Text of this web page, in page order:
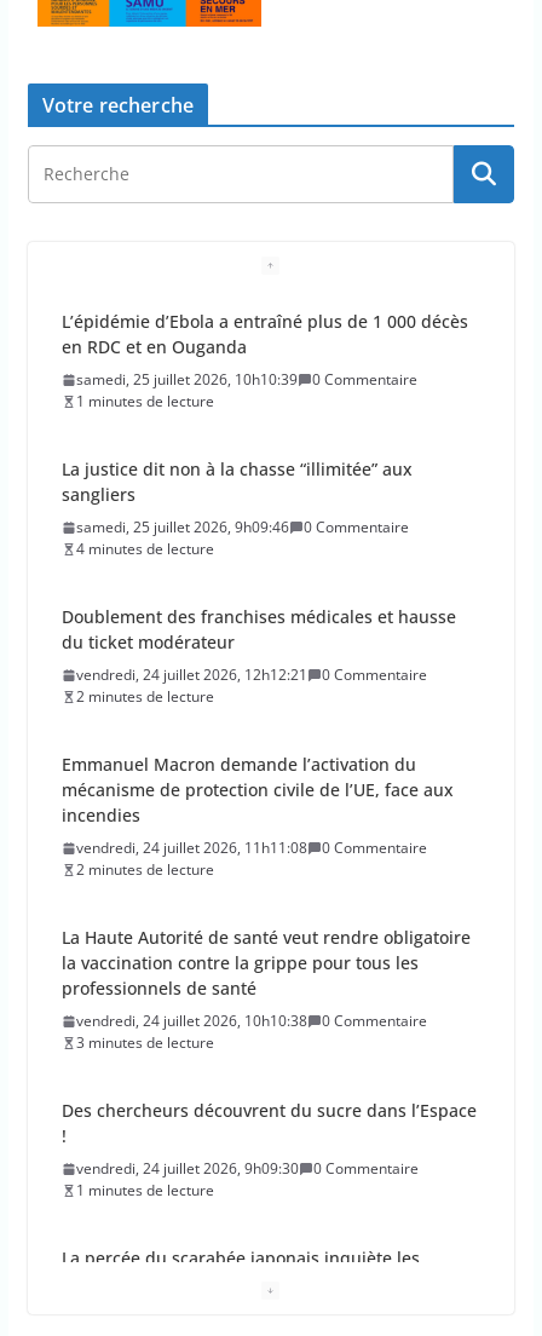
Votre recherche
L’épidémie d’Ebola a entraîné plus de 1 000 décès
en RDC et en Ouganda
samedi, 25 juillet 2026, 10h10:39
0 Commentaire
1 minutes de lecture
La justice dit non à la chasse “illimitée” aux
sangliers
samedi, 25 juillet 2026, 9h09:46
0 Commentaire
4 minutes de lecture
Doublement des franchises médicales et hausse
du ticket modérateur
vendredi, 24 juillet 2026, 12h12:21
0 Commentaire
2 minutes de lecture
Emmanuel Macron demande l’activation du
mécanisme de protection civile de l’UE, face aux
incendies
vendredi, 24 juillet 2026, 11h11:08
0 Commentaire
2 minutes de lecture
La Haute Autorité de santé veut rendre obligatoire
la vaccination contre la grippe pour tous les
professionnels de santé
vendredi, 24 juillet 2026, 10h10:38
0 Commentaire
3 minutes de lecture
Des chercheurs découvrent du sucre dans l’Espace
!
vendredi, 24 juillet 2026, 9h09:30
0 Commentaire
1 minutes de lecture
La percée du scarabée japonais inquiète les